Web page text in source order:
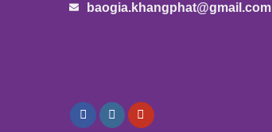
baogia.khangphat@gmail.com